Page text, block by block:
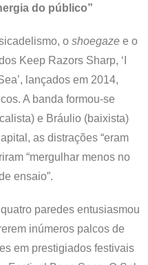
do público”
o shoegaze e o
Keep Razors Sharp, ‘I
lançados em 2014,
A banda formou-se
e Bráulio (baixista)
as distrações “eram
“mergulhar menos no
ensaio”.
paredes entusiasmou
inúmeros palcos de
em prestigiados festivais